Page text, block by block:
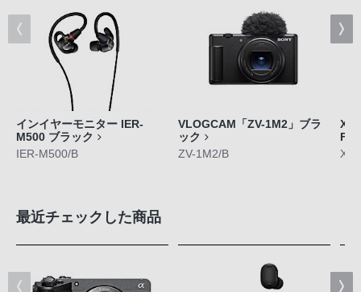
インイヤーモニター IER-
M500 ブラック
IER-M500/B
VLOGCAM「ZV-1M2」ブラ
ック
ZV-1M2/B
最近チェックした商品